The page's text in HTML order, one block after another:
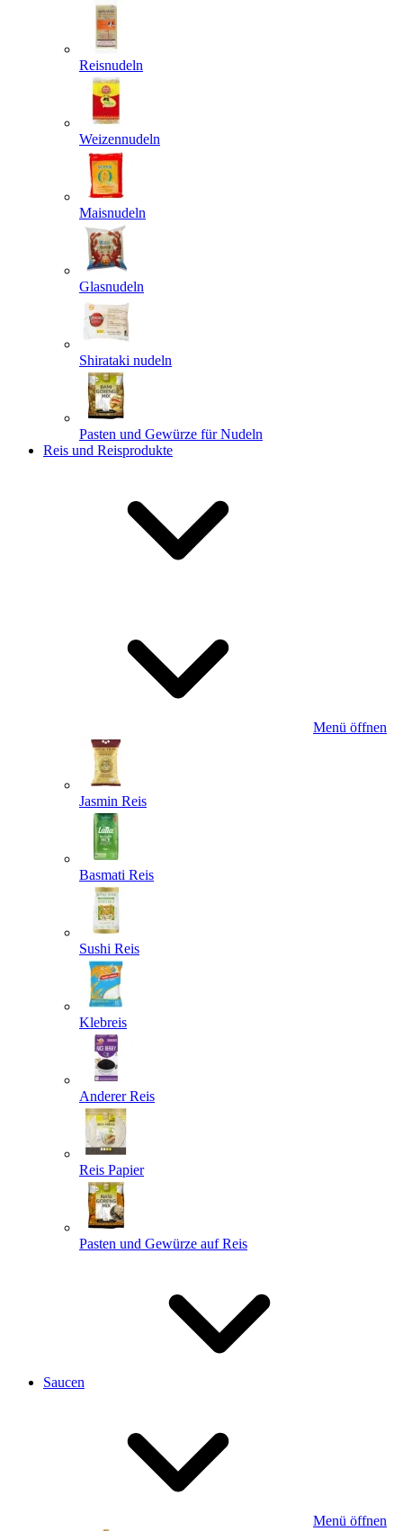
Reisnudeln
Weizennudeln
Maisnudeln
Glasnudeln
Shirataki nudeln
Pasten und Gewürze für Nudeln
Reis und Reisprodukte
Menü öffnen
Jasmin Reis
Basmati Reis
Sushi Reis
Klebreis
Anderer Reis
Reis Papier
Pasten und Gewürze auf Reis
Saucen
Menü öffnen